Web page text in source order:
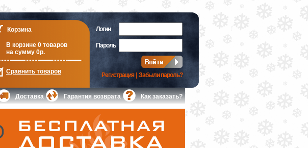
Корзина
В корзине 0 товаров
на сумму 0р.
Сравнить товаров
Логин
Пароль
Регистрация| Забыли пароль?
Доставка Гарантия возврата Как заказать?